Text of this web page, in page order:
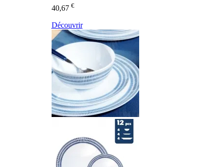
40,67 €
Découvrir